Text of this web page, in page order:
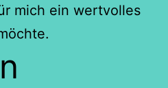
mich ein wertvolles